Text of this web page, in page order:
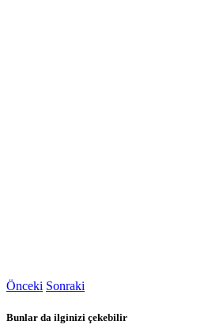
Önceki Sonraki
Bunlar da ilginizi çekebilir